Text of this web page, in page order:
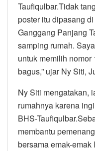
Taufiqulbar.Tidak
poster itu dipasang
Ganggang Panjang
samping rumah.
untuk memilih
bagus,” ujar Ny Siti,
Ny Siti mengatakan,
rumahnya karena
BHS-
membantu
bersama emak-